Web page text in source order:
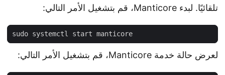
تلقائيًا. لبدء Manticore، قم بتشغيل الأمر التالي:
لعرض حالة خدمة Manticore، قم بتشغيل الأمر التالي: